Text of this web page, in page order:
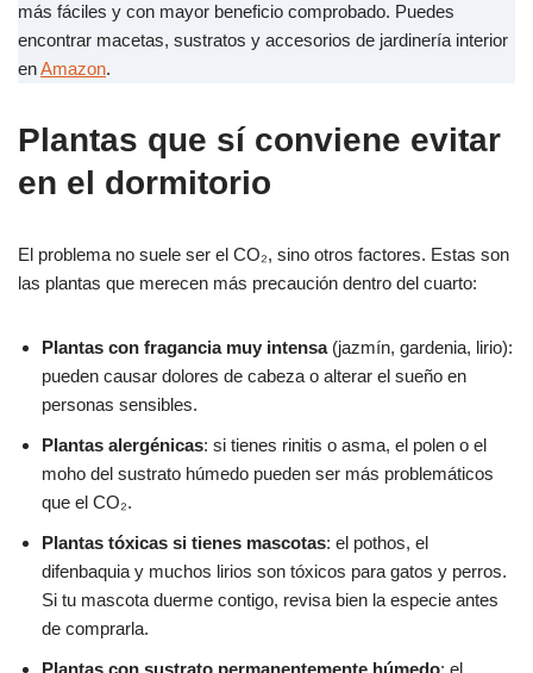
más fáciles y con mayor beneficio comprobado. Puedes
encontrar macetas, sustratos y accesorios de jardinería interior
enAmazon.
Plantas que sí conviene evitar
en el dormitorio
El problema no suele ser el CO₂, sino otros factores. Estas son
las plantas que merecen más precaución dentro del cuarto:
Plantas con fragancia muy intensa(jazmín, gardenia, lirio):
pueden causar dolores de cabeza o alterar el sueño en
personas sensibles.
Plantas alergénicas: si tienes rinitis o asma, el polen o el
moho del sustrato húmedo pueden ser más problemáticos
que el CO₂.
Plantas tóxicas si tienes mascotas: el pothos, el
difenbaquia y muchos lirios son tóxicos para gatos y perros.
Si tu mascota duerme contigo, revisa bien la especie antes
de comprarla.
Plantas con sustrato permanentemente húmedo: el